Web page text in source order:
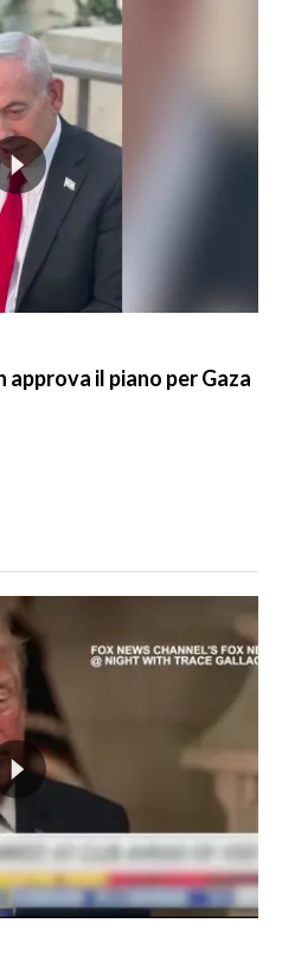
il piano per Gaza